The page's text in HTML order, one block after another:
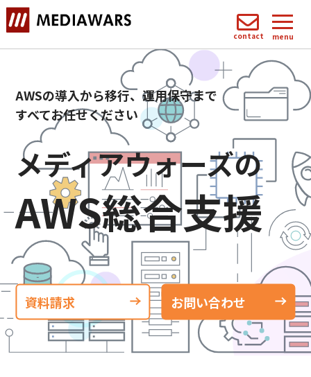
menu
contact
AWSの導入から移行、運用保守まで
すべてお任せください
メディアウォーズの
AWS総合支援
資料請求 お問い合わせ